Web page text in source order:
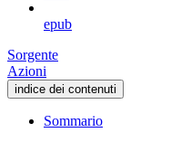
epub
Sorgente
Azioni
indice dei contenuti
Sommario